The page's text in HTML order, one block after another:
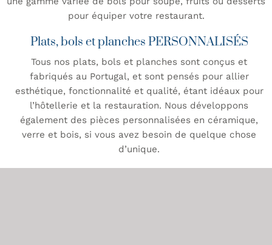
pour équiper votre restaurant.
Plats, bols et planches PERSONNALISÉS
Tous nos plats, bols et planches sont conçus et
fabriqués au Portugal, et sont pensés pour allier
esthétique, fonctionnalité et qualité, étant idéaux pour
l’hôtellerie et la restauration. Nous développons
également des pièces personnalisées en céramique,
verre et bois, si vous avez besoin de quelque chose
d’unique.